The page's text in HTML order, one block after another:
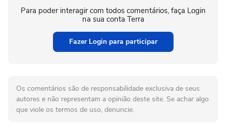
Para poder interagir com todos comentários, faça Login
na sua conta Terra
Fazer Login para participar
Os comentários são de responsabilidade exclusiva de seus
autores e não representam a opinião deste site. Se achar algo
que viole os termos de uso, denuncie.